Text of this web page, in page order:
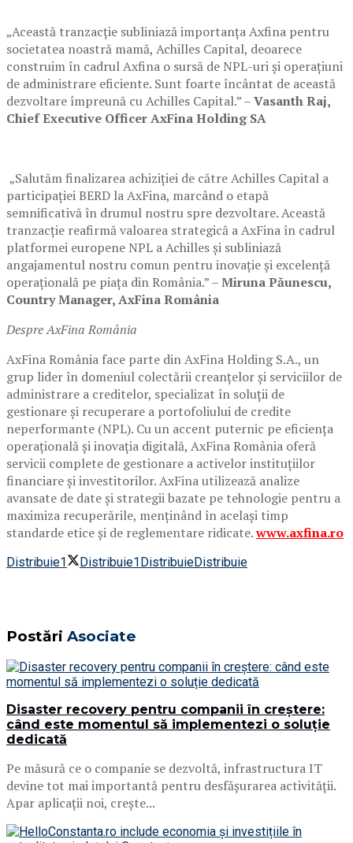
„Această tranzacție subliniază importanța Axfina pentru
societatea noastră mamă, Achilles Capital, deoarece
construim în cadrul Axfina o sursă de NPL-uri și operațiuni
de administrare eficiente. Sunt foarte încântat de această
dezvoltare împreună cu Achilles Capital.” –Vasanth Raj,
Chief Executive Officer AxFina Holding SA
„Salutăm finalizarea achiziției de către Achilles Capital a
participației BERD la AxFina, marcând o etapă
semnificativă în drumul nostru spre dezvoltare. Această
tranzacție reafirmă valoarea strategică a AxFina în cadrul
platformei europene NPL a Achilles și subliniază
angajamentul nostru comun pentru inovație și excelență
operațională pe piața din România.” –Miruna Păunescu,
Country Manager, AxFina România
Despre AxFina România
AxFina România face parte din AxFina Holding S.A., un
grup lider în domeniul colectării creanțelor și serviciilor de
administrare a creditelor, specializat în soluții de
gestionare și recuperare a portofoliului de credite
neperformante (NPL). Cu un accent puternic pe eficiența
operațională și inovația digitală, AxFina România oferă
servicii complete de gestionare a activelor instituțiilor
financiare și investitorilor. AxFina utilizează analize
avansate de date și strategii bazate pe tehnologie pentru a
maximiza recuperările, menținând în același timp
standarde etice și de reglementare ridicate.www.axfina.ro
Distribuie1 Distribuie1DistribuieDistribuie
Postări Asociate
Disaster recovery pentru companii în creștere:
când este momentul să implementezi o soluție
dedicată
Pe măsură ce o companie se dezvoltă, infrastructura IT
devine tot mai importantă pentru desfășurarea activității.
Apar aplicații noi, crește...